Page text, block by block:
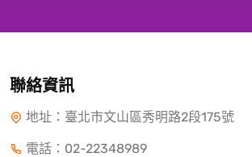
聯絡資訊
地址：臺北市文山區秀明路2段175號
電話： 02-22348989